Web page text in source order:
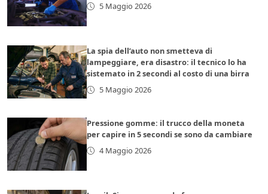
5 Maggio 2026
La spia dell’auto non smetteva di
lampeggiare, era disastro: il tecnico lo ha
sistemato in 2 secondi al costo di una birra
5 Maggio 2026
Pressione gomme: il trucco della moneta
per capire in 5 secondi se sono da cambiare
4 Maggio 2026